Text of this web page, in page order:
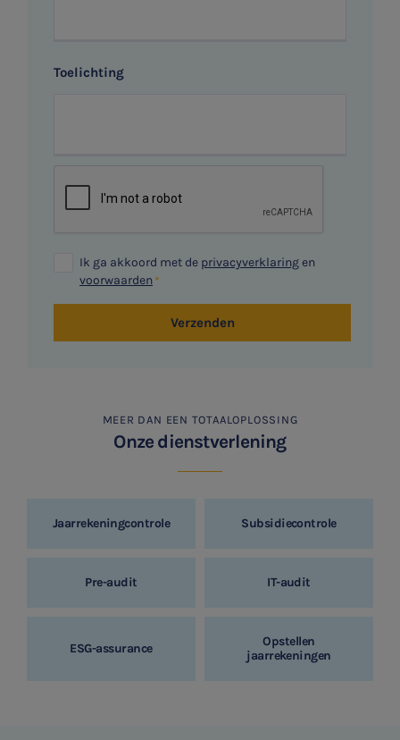
Toelichting
Ik ga akkoord met de privacyverklaringen
voorwaarden
Verzenden
MEER DAN EEN TOTAALOPLOSSING
Onze dienstverlening
Jaarrekeningcontrole Subsidiecontrole
Pre-audit IT-audit
ESG-assurance
Opstellen
jaarrekeningen